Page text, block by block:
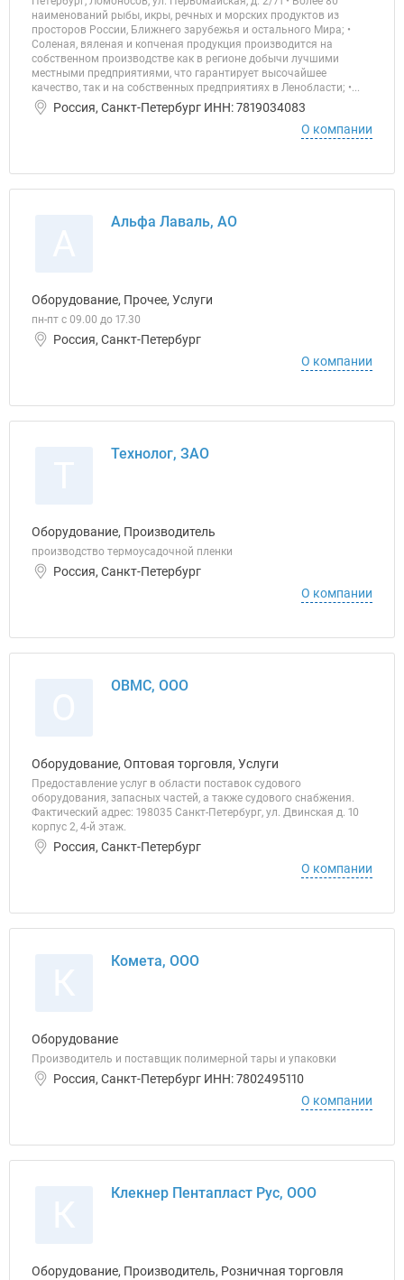
наименований рыбы, икры, речных и морских продуктов из
просторов России, Ближнего зарубежья и остального Мира; •
Соленая, вяленая и копченая продукция производится на
собственном производстве как в регионе добычи лучшими
местными предприятиями, что гарантирует высочайшее
качество, так и на собственных предприятиях в Ленобласти; •...
Россия, Санкт-Петербург ИНН: 7819034083
О компании
Альфа Лаваль, АО
Оборудование, Прочее, Услуги
пн-пт с 09.00 до 17.30
Россия, Санкт-Петербург
О компании
Технолог, ЗАО
Оборудование, Производитель
производство термоусадочной пленки
Россия, Санкт-Петербург
О компании
ОВМС, ООО
Оборудование, Оптовая торговля, Услуги
Предоставление услуг в области поставок судового
оборудования, запасных частей, а также судового снабжения.
Фактический адрес: 198035 Санкт-Петербург, ул. Двинская д. 10
корпус 2, 4-й этаж.
Россия, Санкт-Петербург
О компании
Комета, ООО
Оборудование
Производитель и поставщик полимерной тары и упаковки
Россия, Санкт-Петербург ИНН: 7802495110
О компании
Клекнер Пентапласт Рус, ООО
Оборудование, Производитель, Розничная торговля